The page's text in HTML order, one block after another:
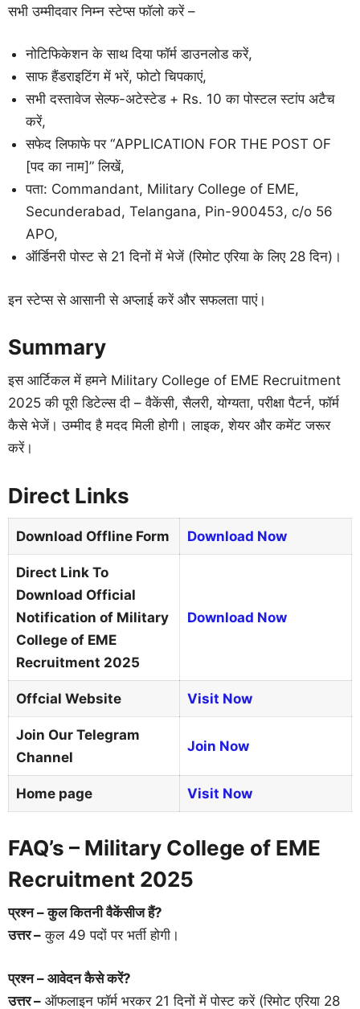
सभी उम्मीदवार निम्न स्टेप्स फॉलो करें –
नोटिफिकेशन के साथ दिया फॉर्म डाउनलोड करें,
साफ हैंडराइटिंग में भरें, फोटो चिपकाएं,
सभी दस्तावेज सेल्फ-अटेस्टेड + Rs. 10 का पोस्टल स्टांप अटैच
करें,
सफेद लिफाफे पर “APPLICATION FOR THE POST OF
[पद का नाम]” लिखें,
पता: Commandant, Military College of EME,
Secunderabad, Telangana, Pin-900453, c/o 56
APO,
ऑर्डिनरी पोस्ट से 21 दिनों में भेजें (रिमोट एरिया के लिए 28 दिन)।
इन स्टेप्स से आसानी से अप्लाई करें और सफलता पाएं।
Summary
इस आर्टिकल में हमने Military College of EME Recruitment
2025 की पूरी डिटेल्स दी – वैकेंसी, सैलरी, योग्यता, परीक्षा पैटर्न, फॉर्म
कैसे भेजें। उम्मीद है मदद मिली होगी। लाइक, शेयर और कमेंट जरूर
करें।
Direct Links
Download Offline Form Download Now
Direct Link To
Download Official
Notification of Military
College of EME
Recruitment 2025
Download Now
Offcial Website Visit Now
Join Our Telegram
Channel
Join Now
Home page Visit Now
FAQ’s – Military College of EME
Recruitment 2025
प्रश्न – कुल कितनी वैकेंसीज हैं?
उत्तर – कुल 49 पदों पर भर्ती होगी।
प्रश्न – आवेदन कैसे करें?
उत्तर – ऑफलाइन फॉर्म भरकर 21 दिनों में पोस्ट करें (रिमोट एरिया 28